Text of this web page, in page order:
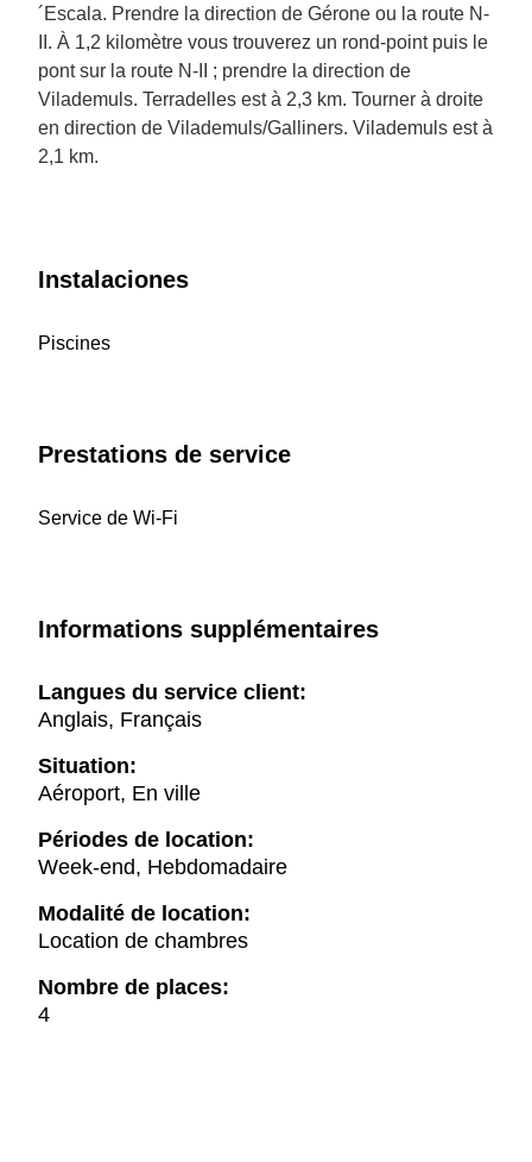
´Escala. Prendre la direction de Gérone ou la route N-
II. À 1,2 kilomètre vous trouverez un rond-point puis le
pont sur la route N-II ; prendre la direction de
Vilademuls. Terradelles est à 2,3 km. Tourner à droite
en direction de Vilademuls/Galliners. Vilademuls est à
2,1 km.
Instalaciones
Piscines
Prestations de service
Service de Wi-Fi
Informations supplémentaires
Langues du service client:
Anglais, Français
Situation:
Aéroport, En ville
Périodes de location:
Week-end, Hebdomadaire
Modalité de location:
Location de chambres
Nombre de places:
4